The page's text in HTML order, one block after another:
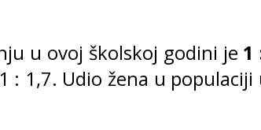
u ovoj školskoj godini je 1
: 1,7. Udio žena u